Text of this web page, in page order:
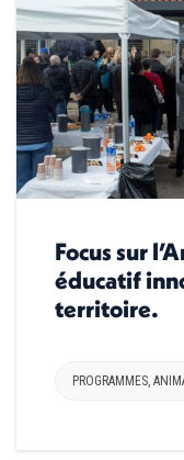
Focus sur
éducatif
territoire.
PROGRAMMES,